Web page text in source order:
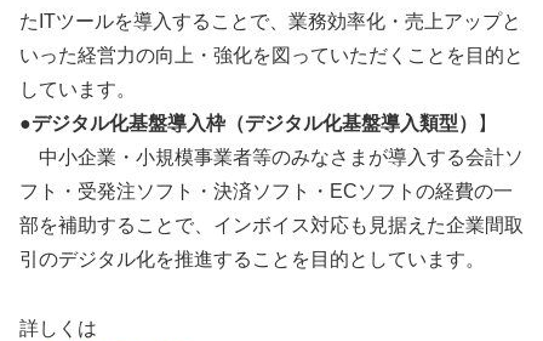
たITツールを導入することで、業務効率化・売上アップと
いった経営力の向上・強化を図っていただくことを目的と
しています。
●デジタル化基盤導入枠（デジタル化基盤導入類型）
】
中小企業・小規模事業者等のみなさまが導入する会計ソ
フト・受発注ソフト・決済ソフト・ECソフトの経費の一
部を補助することで、インボイス対応も見据えた企業間取
引のデジタル化を推進することを目的としています。
詳しくは